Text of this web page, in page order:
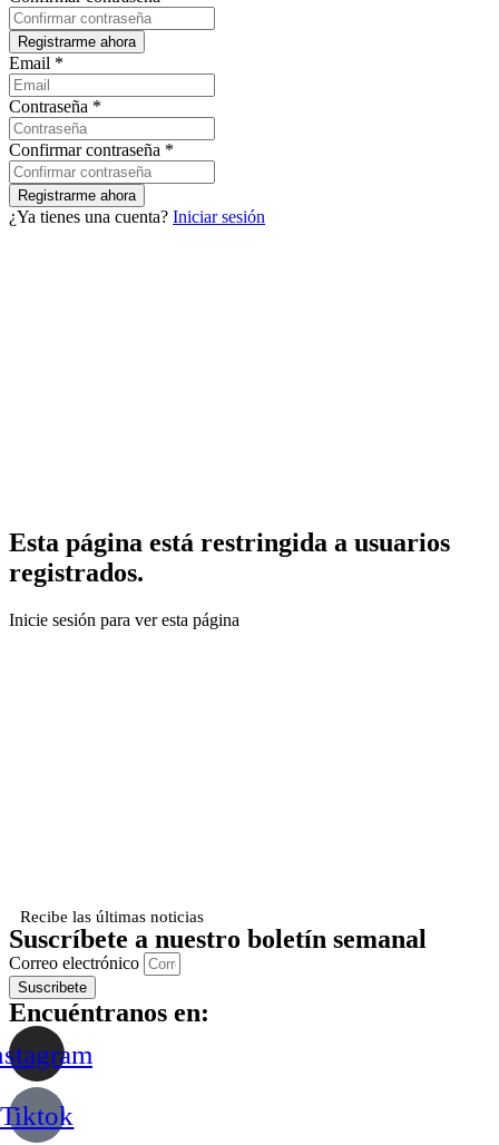
Email *
Contraseña *
Confirmar contraseña *
¿Ya tienes una cuenta? Iniciar sesión
Esta página está restringida a usuarios
registrados.
Inicie sesión para ver esta página
Recibe las últimas noticias
Suscríbete a nuestro boletín semanal
Correo electrónico
Suscribete
Encuéntranos en:
Tiktok